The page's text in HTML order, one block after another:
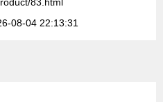
08-04 22:13:31